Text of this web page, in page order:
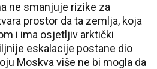
ne smanjuje rizike za
prostor da ta zemlja, koja
i ima osjetljiv arktički
eskalacije postane dio
Moskva više ne bi mogla da